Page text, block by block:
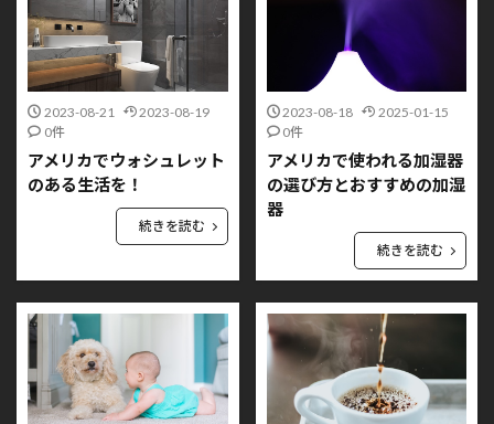
2023-08-21
2023-08-19
0件
アメリカでウォシュレット
のある生活を！
続きを読む
2023-08-18
2025-01-15
0件
アメリカで使われる加湿器
の選び方とおすすめの加湿
器
続きを読む